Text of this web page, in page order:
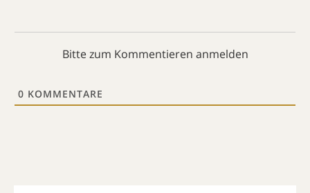
Bitte zum Kommentieren anmelden
0 KOMMENTARE